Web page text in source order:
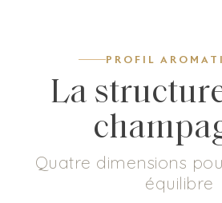
PROFIL
La
Quatre dimensions
équilibre